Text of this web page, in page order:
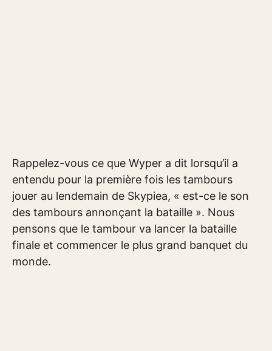
Rappelez-vous ce que Wyper a dit lorsqu’il a
entendu pour la première fois les tambours
jouer au lendemain de Skypiea, « est-ce le son
des tambours annonçant la bataille ». Nous
pensons que le tambour va lancer la bataille
finale et commencer le plus grand banquet du
monde.